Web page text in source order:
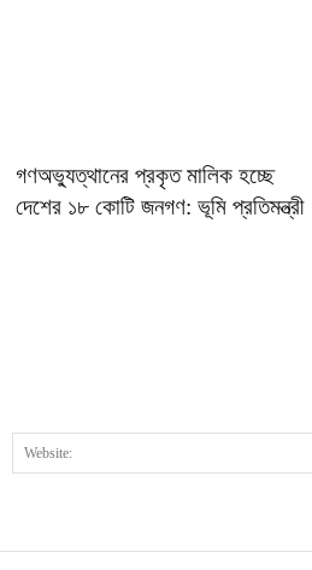
গণঅভ্যুত্থানের প্রকৃত মালিক হচ্ছে
দেশের ১৮ কোটি জনগণ: ভূমি প্রতিমন্ত্রী
Email:*